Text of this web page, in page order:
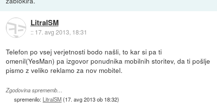
LitralSM
:: 17. avg 2013, 18:31
Telefon po vsej verjetnosti bodo našli, to kar si pa ti
omenil(YesMan) pa izgovor ponudnika mobilnih storitev, da ti pošlje
pismo z veliko reklamo za nov mobitel.
Zgodovina sprememb…
spremenilo: LitralSM(17. avg 2013 ob 18:32)